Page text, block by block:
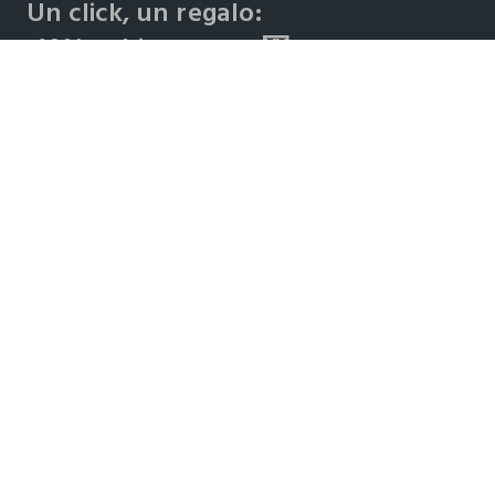
Un click, un regalo:
-10% subito per te 💌